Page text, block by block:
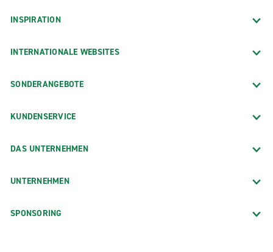
INSPIRATION
INTERNATIONALE WEBSITES
SONDERANGEBOTE
KUNDENSERVICE
DAS UNTERNEHMEN
UNTERNEHMEN
SPONSORING